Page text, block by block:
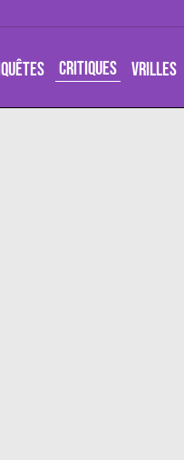
CRITIQUES VRILLES